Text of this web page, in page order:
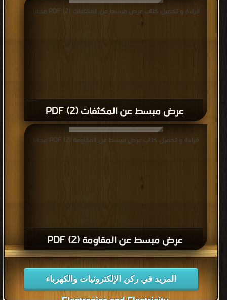
عرض مبسط عن المكثفات (2) PDF
قراءة و تحميل كتاب عرض مبسط عن المكثفات (2) PDF مجانا
عرض مبسط عن المقاومة (2) PDF
قراءة و تحميل كتاب عرض مبسط عن المقاومة (2) PDF مجانا
المزيد في ركن الإلكترونيات والكهرباء